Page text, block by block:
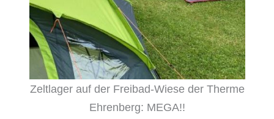
Zeltlager auf der Freibad-Wiese der Therme
Ehrenberg: MEGA!!